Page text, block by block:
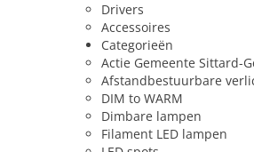
Drivers
Accessoires
Categorieën
Actie Gemeente Sittard-
Afstandbestuurbare
DIM to WARM
Dimbare lampen
Filament LED lampen